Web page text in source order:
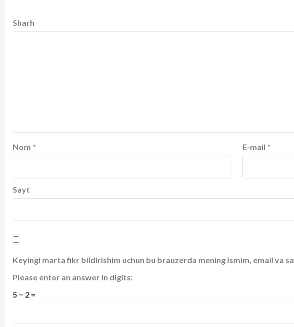
Sharh
Nom * E-mail *
Sayt
Keyingi marta fikr bildirishim uchun bu brauzerda mening ismim, email va
Please enter an answer in digits:
5 − 2 =